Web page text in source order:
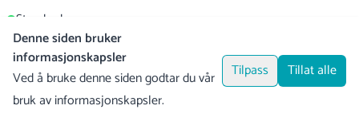
Denne siden bruker
informasjonskapsler
Ved å bruke denne siden godtar du vår
bruk av informasjonskapsler.
Tilpass Tillat alle
Standardvare
Produktforespørsel